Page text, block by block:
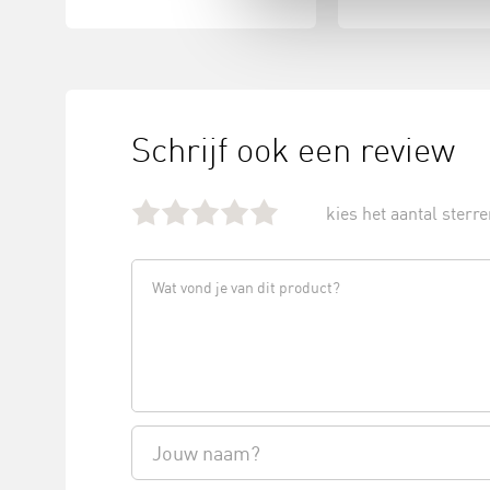
Schrijf ook een review
kies het aantal